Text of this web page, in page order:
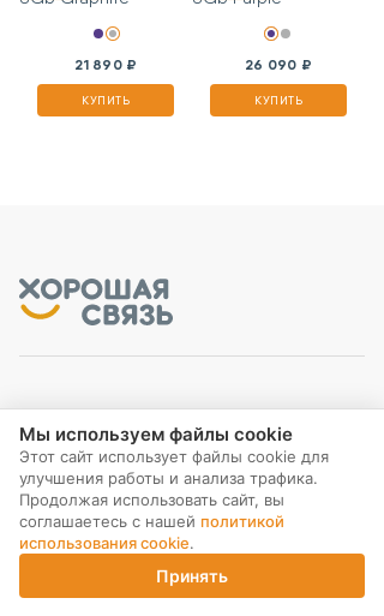
21 890 ₽
КУПИТЬ
26 090 ₽
КУПИТЬ
Корзина
МЫ В СОЦ. СЕТЯХ
ПОДПИСКА НА РАССЫЛКУ
Мы используем файлы cookie
Этот сайт использует файлы cookie для
улучшения работы и анализа трафика.
Продолжая использовать сайт, вы
соглашаетесь с нашей политикой
использования cookie.
Принять